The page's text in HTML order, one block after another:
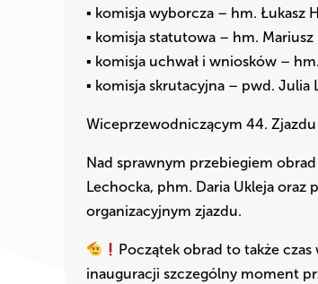
▪ komisja wyborcza – hm. Łukasz
▪ komisja statutowa – hm.
▪ komisja uchwał i wniosków –
▪ komisja skrutacyjna – pwd. Julia
Wiceprzewodniczącym 44. Zjazdu
Nad sprawnym przebiegiem
Lechocka, phm. Daria Ukleja oraz
organizacyjnym zjazdu.
Początek obrad to także
inauguracji szczególny moment